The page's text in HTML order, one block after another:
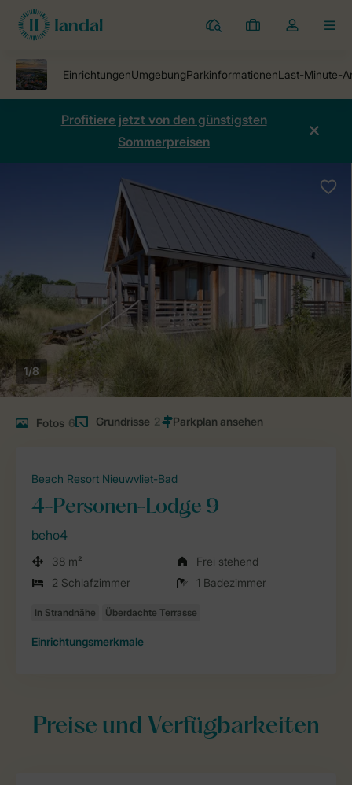
Ferienparks
Meine
Dropdown-
öffnen
Profitiere jetzt von den günstigsten
Sommerpreisen
1/8
Fotos 6 Grundrisse 2
Beach Resort Nieuwvliet-Bad
4-Personen-Lodge 9
beho4
38 m²
Frei stehend
2 Schlafzimmer
1 Badezimmer
Einrichtungsmerkmale
Preise und Verfügbarkeiten